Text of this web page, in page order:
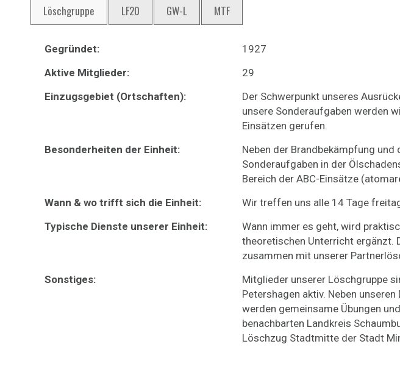
Löschgruppe LF20 GW-L MTF
Gegründet:
1927
Aktive Mitglieder:
29
Einzugsgebiet (Ortschaften):
Der Schwerpunkt unseres
unsere Sonderaufgaben werden
Einsätzen gerufen.
Besonderheiten der Einheit:
Neben der Brandbekämpfung
Sonderaufgaben in der
Bereich der ABC-Einsätze
Wann & wo trifft sich die Einheit:
Wir treffen uns alle 14 Tage
Typische Dienste unserer Einheit:
Wann immer es geht, wird
theoretischen Unterricht ergänzt.
zusammen mit unserer
Sonstiges:
Mitglieder unserer Löschgruppe
Petershagen aktiv. Neben
werden gemeinsame Übungen
benachbarten Landkreis
Löschzug Stadtmitte der Stadt